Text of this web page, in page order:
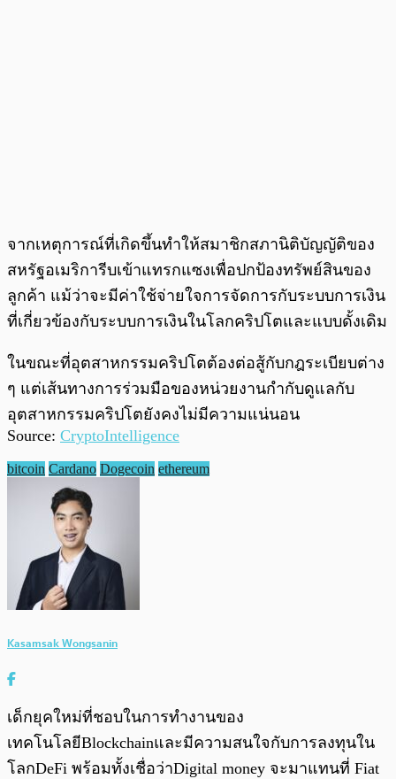
จากเหตุการณ์ที่เกิดขึ้นทำให้สมาชิกสภานิติบัญญัติของ
สหรัฐอเมริการีบเข้าแทรกแซงเพื่อปกป้องทรัพย์สินของ
ลูกค้า แม้ว่าจะมีค่าใช้จ่ายใจการจัดการกับระบบการเงิน
ที่เกี่ยวข้องกับระบบการเงินในโลกคริปโตและแบบดั้งเดิม
ในขณะที่อุตสาหกรรมคริปโตต้องต่อสู้กับกฎระเบียบต่าง
ๆ แต่เส้นทางการร่วมมือของหน่วยงานกำกับดูแลกับ
อุตสาหกรรมคริปโตยังคงไม่มีความแน่นอน
Source: CryptoIntelligence
bitcoin Cardano Dogecoin ethereum
Kasamsak Wongsanin
เด็กยุคใหม่ที่ชอบในการทำงานของ
เทคโนโลยีBlockchainและมีความสนใจกับการลงทุนใน
โลกDeFi พร้อมทั้งเชื่อว่าDigital money จะมาแทนที่ Fiat